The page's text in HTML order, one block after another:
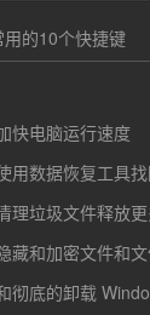
的10个快捷键
快电脑运行速度
用数据恢复工具
理垃圾文件释放
藏和加密文件和
彻底的卸载